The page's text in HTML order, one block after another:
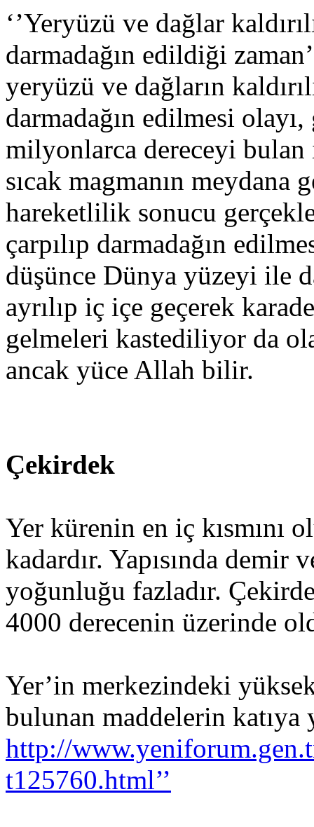
‘’Yeryüzü ve dağlar
darmadağın edildiği
yeryüzü ve dağların
darmadağın edilmesi
milyonlarca dereceyi bulan
sıcak magmanın
hareketlilik sonucu
çarpılıp darmadağın
düşünce Dünya yüzeyi ile
ayrılıp iç içe geçerek
gelmeleri kastediliyor da
ancak yüce Allah bilir.
Çekirdek
Yer kürenin en iç kısmını
kadardır. Yapısında
yoğunluğu fazladır.
4000 derecenin üzerinde
Yer’in merkezindeki
bulunan maddelerin katıya
http://
t125760.html’’